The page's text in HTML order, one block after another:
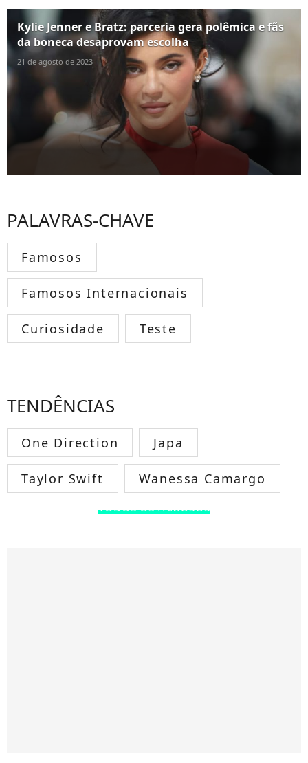
Kylie Jenner e Bratz: parceria gera polêmica e fãs
da boneca desaprovam escolha
21 de agosto de 2023
PALAVRAS-CHAVE
Famosos
Famosos Internacionais
Curiosidade Teste
TENDÊNCIAS
One Direction Japa
Taylor Swift Wanessa Camargo
TODOS OS FAMOSOS